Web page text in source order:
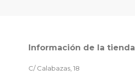
Información de la tienda
C/ Calabazas, 18